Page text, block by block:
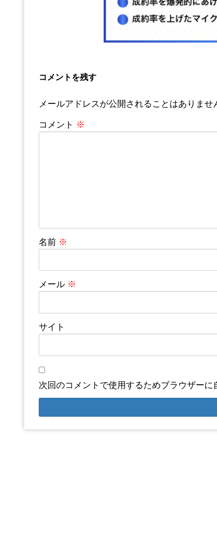
コメントを残す
メールアドレスが公開されることはありませ
コメント ※
名前 ※
メール ※
サイト
次回のコメントで使用するためブラウザー